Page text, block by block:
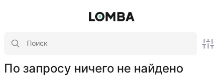
По запросу ничего не найдено